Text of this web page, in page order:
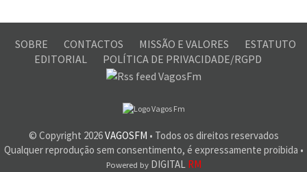
SOBRE CONTACTOS MISSÃO E VALORES
ESTATUTO
EDITORIAL
POLÍTICA DE PRIVACIDADE/RGPD
© Copyright 2026VAGOSFM • Todos os direitos reservados
Qualquer reprodução sem consentimento, é expressamente proibida •
Powered byDIGITAL RM